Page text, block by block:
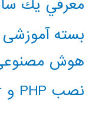
معرفي يك
بسته
هوش
نصب PHP و composer در ویندوز 10